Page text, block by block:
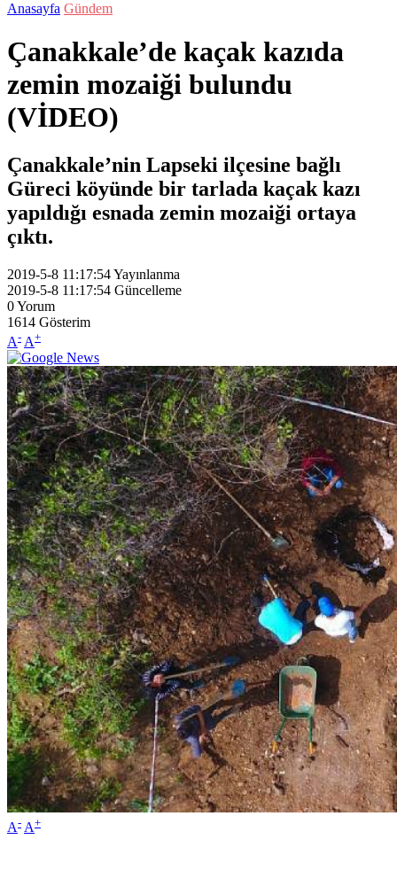
Anasayfa Gündem
Çanakkale’de kaçak kazıda
zemin mozaiği bulundu
(VİDEO)
Çanakkale’nin Lapseki ilçesine bağlı
Güreci köyünde bir tarlada kaçak kazı
yapıldığı esnada zemin mozaiği ortaya
çıktı.
2019-5-8 11:17:54Yayınlanma
2019-5-8 11:17:54 Güncelleme
0Yorum
1614 Gösterim
A- A+
A- A+